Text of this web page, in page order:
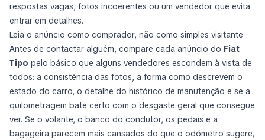
respostas vagas, fotos incoerentes ou um vendedor que evita
entrar em detalhes.
Leia o anúncio como comprador, não como simples visitante
Antes de contactar alguém, compare cada anúncio do Fiat
Tipo pelo básico que alguns vendedores escondem à vista de
todos: a consistência das fotos, a forma como descrevem o
estado do carro, o detalhe do histórico de manutenção e se a
quilometragem bate certo com o desgaste geral que consegue
ver. Se o volante, o banco do condutor, os pedais e a
bagageira parecem mais cansados do que o odómetro sugere,